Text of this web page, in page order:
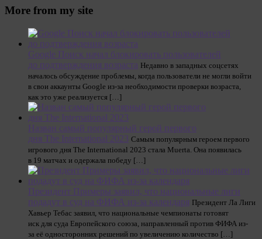
More from my site
Google Поиск начал блокировать пользователей
до подтверждения возраста Недавно в западных соцсетях
началось обсуждение проблемы, когда пользователи не могли войти
в свои аккаунты Google из-за необходимости проверки возраста,
как это уже реализуется […]
Назван самый популярный герой первого
дня The International 2023 Самым популярным героем первого
игрового дня The International 2023 стала Muerta. Она появилась
в 19 матчах и одержала победу […]
Президент Примеры заявил, что национальные лиги
подадут в суд на ФИФА из-за календаря Президент Ла Лиги
Хавьер Тебас заявил, что национальные чемпионаты готовят
иск для суда Европейского союза, направленный против ФИФА из-
за её односторонних решений по увеличению количество […]